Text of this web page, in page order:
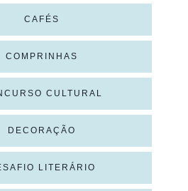
CAFÉS
COMPRINHAS
CULTURAL
DECORAÇÃO
LITERÁRIO